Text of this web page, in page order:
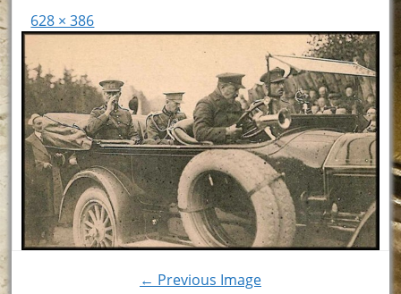
628 × 386
← Previous Image